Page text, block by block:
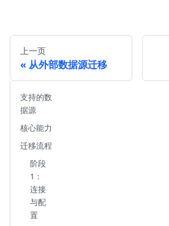
上一页
从外部数据源迁移
支持的数
据源
核心能力
迁移流程
阶段
1：
连接
与配
置